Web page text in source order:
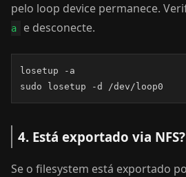
pelo loop device permanece.
a
e desconecte.
losetup -a
sudo losetup -d /dev/loop0
4. Está exportado via NFS?
Se o filesystem está exportado